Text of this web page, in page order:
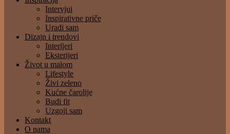
Intervjui
Inspirativne priče
Uradi sam
Dizajn i trendovi
Interijeri
Eksterijeri
Život u malom
Lifestyle
Živi zeleno
Kućne čarolije
Budi fit
Uzgoji sam
Kontakt
O nama